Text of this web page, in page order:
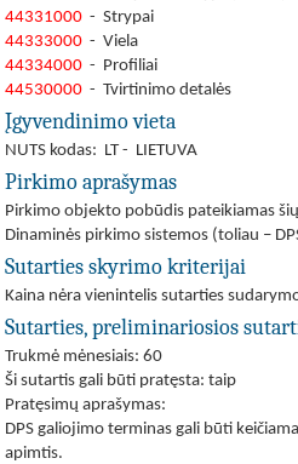
44331000 - Strypai
44333000 - Viela
44334000 - Profiliai
44530000 - Tvirtinimo detalės
Įgyvendinimo vieta
NUTS kodas: LT - LIETUVA
Pirkimo aprašymas
Pirkimo objekto pobūdis pateikiamas
Dinaminės pirkimo sistemos (toliau –
Sutarties skyrimo kriterijai
Kaina nėra vienintelis sutarties
Sutarties, preliminariosios
Trukmė mėnesiais: 60
Ši sutartis gali būti pratęsta: taip
Pratęsimų aprašymas:
DPS galiojimo terminas gali būti
apimtis.